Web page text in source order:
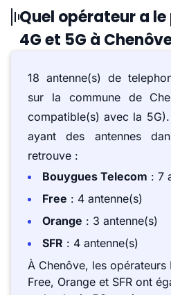
Quel opérateur a
4G et 5G à
18 antenne(s) de
sur la commune de
compatible(s) avec la
ayant des antennes
retrouve :
Bouygues Telecom : 7
Free : 4 antenne(s)
Orange : 3 antenne(s)
SFR : 4 antenne(s)
À Chenôve, les opérateurs
Free, Orange et SFR ont